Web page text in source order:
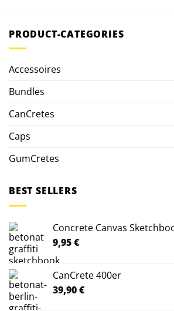
PRODUCT-CATEGORIES
Accessoires
Bundles
CanCretes
Caps
GumCretes
BEST SELLERS
Concrete Canvas
9,95€
CanCrete 400er
39,90€